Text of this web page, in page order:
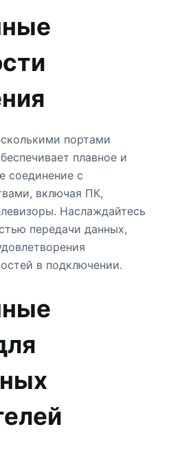
портами
плавное и
соединение с
включая ПК,
Наслаждайтесь
передачи данных,
в подключении.